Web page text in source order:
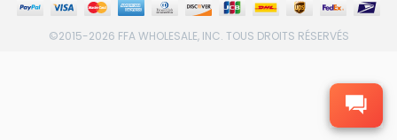
©2015-2026 FFA WHOLESALE, INC. TOUS DROITS RÉSERVÉS